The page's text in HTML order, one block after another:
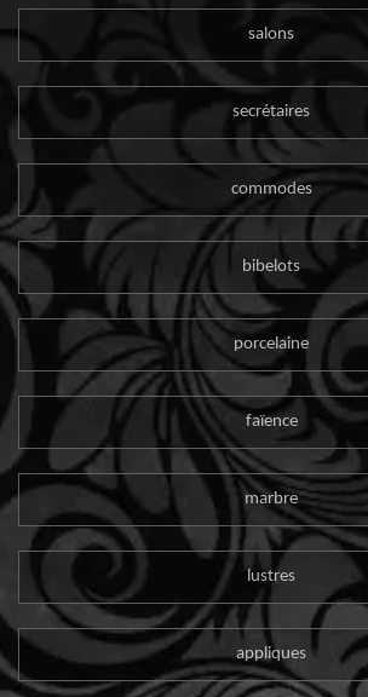
salons
secrétaires
commodes
bibelots
porcelaine
faïence
marbre
lustres
appliques